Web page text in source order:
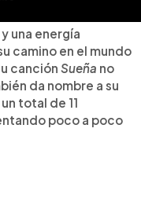
una energía
camino en el mundo
canción Sueña no
da nombre a su
total de 11
poco a poco